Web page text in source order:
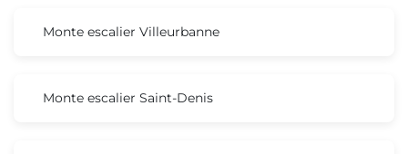
Monte escalier Villeurbanne
Monte escalier Saint-Denis